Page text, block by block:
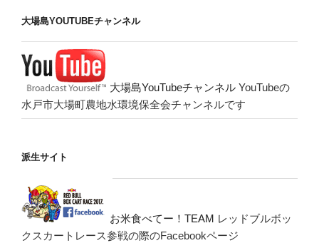
大場島YOUTUBEチャンネル
大場島YouTubeチャンネル YouTubeの
水戸市大場町農地水環境保全会チャンネルです
派生サイト
お米食べてー！TEAM レッドブルボッ
クスカートレース参戦の際のFacebookページ